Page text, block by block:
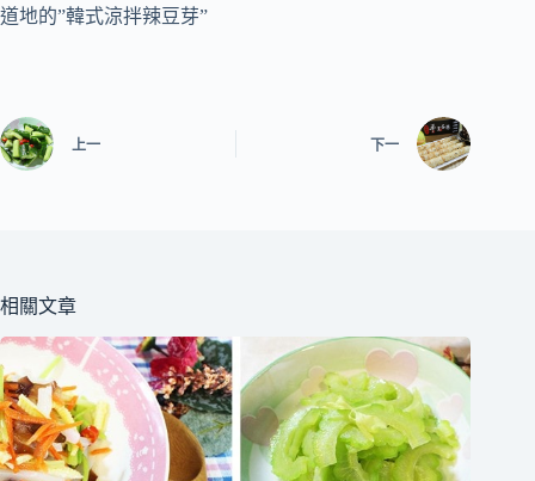
道地的”韓式涼拌辣豆芽”
上一 下一
相關文章